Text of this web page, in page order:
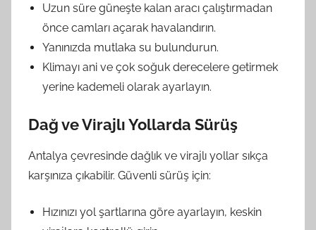
Uzun süre güneşte kalan aracı çalıştırmadan
önce camları açarak havalandırın.
Yanınızda mutlaka su bulundurun.
Klimayı ani ve çok soğuk derecelere getirmek
yerine kademeli olarak ayarlayın.
Dağ ve Virajlı Yollarda Sürüş
Antalya çevresinde dağlık ve virajlı yollar sıkça
karşınıza çıkabilir. Güvenli sürüş için:
Hızınızı yol şartlarına göre ayarlayın, keskin